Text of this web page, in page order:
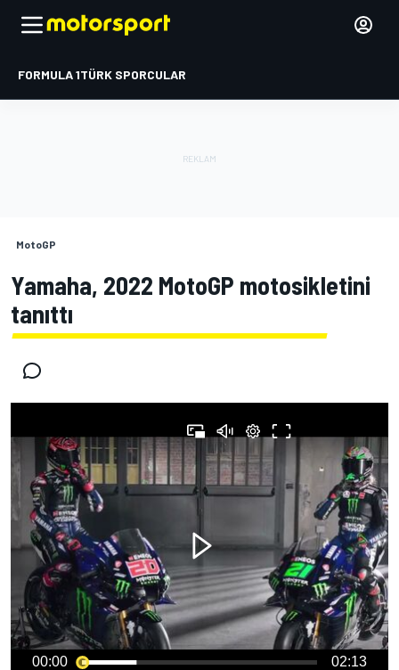
FORMULA 1TÜRK SPORCULAR
MotoGP
Yamaha, 2022 MotoGP motosikletini
tanıttı
00:00 02:13